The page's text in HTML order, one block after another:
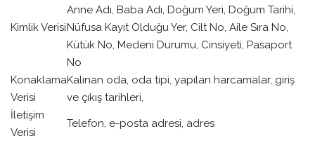
Kimlik Verisi
Anne Adı, Baba Adı, Doğum Yeri, Doğum Tarihi,
Nüfusa Kayıt Olduğu Yer, Cilt No, Aile Sıra No,
Kütük No, Medeni Durumu, Cinsiyeti, Pasaport
No
Konaklama
Verisi
Kalınan oda, oda tipi, yapılan harcamalar, giriş
ve çıkış tarihleri,
İletişim
Verisi
Telefon, e-posta adresi, adres